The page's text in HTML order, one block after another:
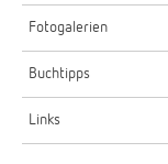
Fotogalerien
Buchtipps
Links